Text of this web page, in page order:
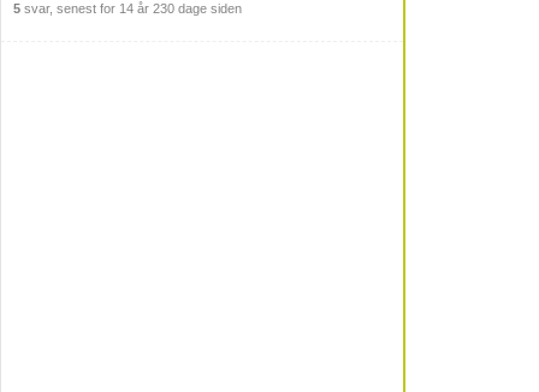
5 svar, senest for 14 år 230 dage siden